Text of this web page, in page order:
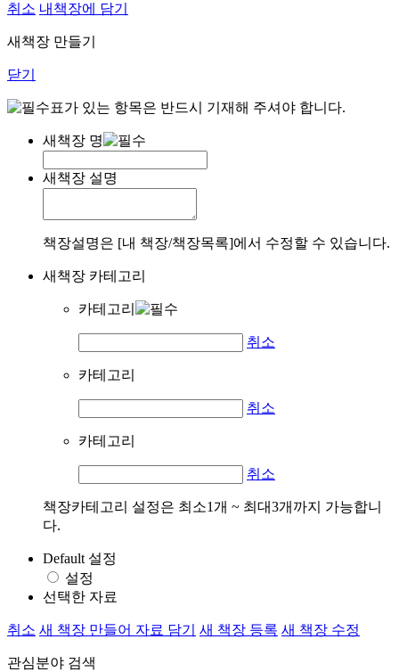
취소 내책장에 담기
새책장 만들기
닫기
표가 있는 항목은 반드시 기재해 주셔야 합니다.
새책장 명
새책장 설명
책장설명은 [내 책장/책장목록]에서 수정할 수 있습니다.
새책장 카테고리
카테고리
취소
카테고리
취소
카테고리
취소
책장카테고리 설정은 최소1개 ~ 최대3개까지 가능합니
다.
Default 설정
설정
선택한 자료
취소 새 책장 만들어 자료 담기 새 책장 등록 새 책장 수정
관심분야 검색